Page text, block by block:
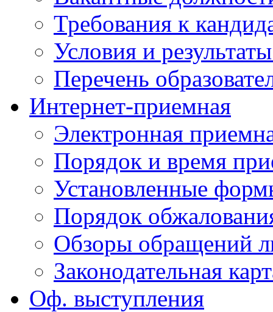
Требования к
Условия и
Перечень
Интернет-приемная
Электронная
Порядок и время
Установленные
Порядок
Обзоры обращений
Законодательная
Оф. выступления